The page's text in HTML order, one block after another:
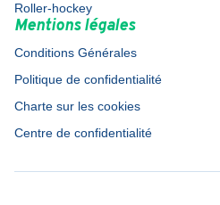
Roller-hockey
Mentions légales
Conditions Générales
Politique de confidentialité
Charte sur les cookies
Centre de confidentialité